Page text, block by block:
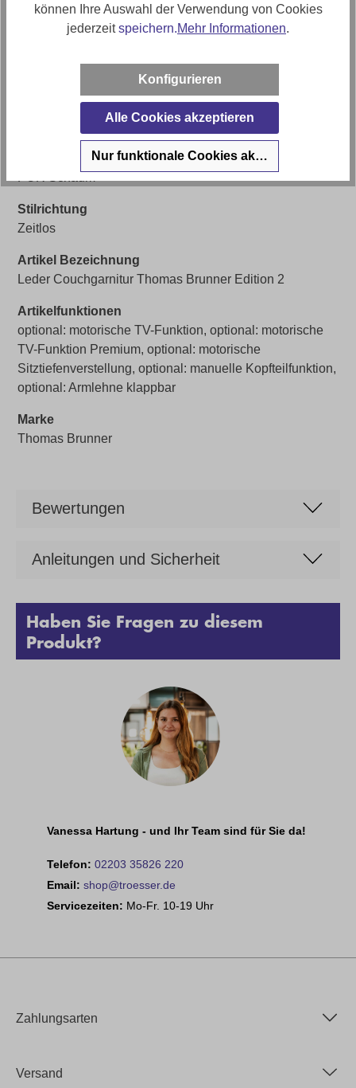
Bezugsmaterial
Leder Punch
Polstermaterial
Stilrichtung
Zeitlos
Artikel Bezeichnung
Leder Couchgarnitur Thomas Brunner Edition 2
Artikelfunktionen
optional: motorische TV-Funktion, optional: motorische
TV-Funktion Premium, optional: motorische
Sitztiefenverstellung, optional: manuelle Kopfteilfunktion,
optional: Armlehne klappbar
Marke
Thomas Brunner
Bewertungen
Anleitungen und Sicherheit
Haben Sie Fragen zu diesem
Produkt?
Vanessa Hartung - und Ihr Team sind für Sie da!
Telefon: 02203 35826 220
Email: shop@troesser.de
Servicezeiten: Mo-Fr. 10-19 Uhr
Zahlungsarten
Versand
können Ihre Auswahl der Verwendung von Cookies
jederzeitspeichern.Mehr Informationen.
Konfigurieren
Alle Cookies akzeptieren
Nur funktionale Cookies akzeptieren